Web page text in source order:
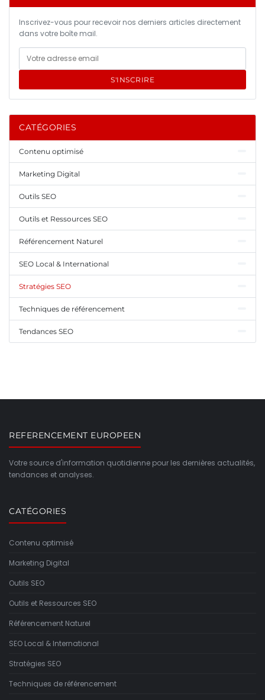
Inscrivez-vous pour recevoir nos derniers articles directement
dans votre boîte mail.
S'INSCRIRE
CATÉGORIES
Contenu optimisé
Marketing Digital
Outils SEO
Outils et Ressources SEO
Référencement Naturel
SEO Local & International
Stratégies SEO
Techniques de référencement
Tendances SEO
REFERENCEMENT EUROPEEN
Votre source d'information quotidienne pour les dernières actualités,
tendances et analyses.
CATÉGORIES
Contenu optimisé
Marketing Digital
Outils SEO
Outils et Ressources SEO
Référencement Naturel
SEO Local & International
Stratégies SEO
Techniques de référencement